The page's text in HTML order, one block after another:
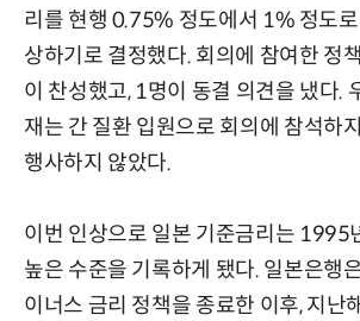
리를 현행 0.75% 정도에서 1% 정도
상하기로 결정했다. 회의에 참여한 정
이 찬성했고, 1명이 동결 의견을 냈다.
재는 간 질환 입원으로 회의에 참석하
행사하지 않았다.
이번 인상으로 일본 기준금리는 1995
높은 수준을 기록하게 됐다. 일본은행
이너스 금리 정책을 종료한 이후, 지난